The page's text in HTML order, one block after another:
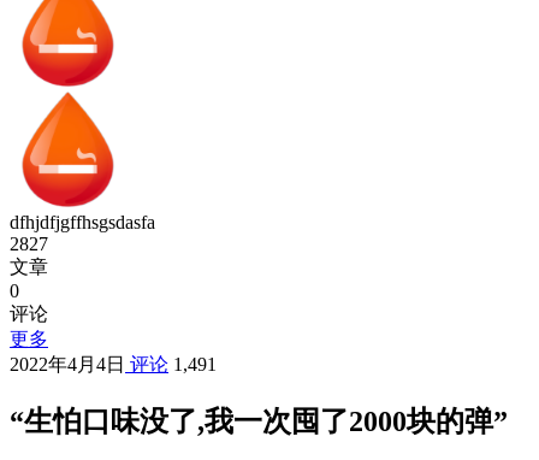
dfhjdfjgffhsgsdasfa
2827
文章
0
评论
更多
2022年4月4日 评论 1,491
“生怕口味没了,我一次囤了2000块的弹”